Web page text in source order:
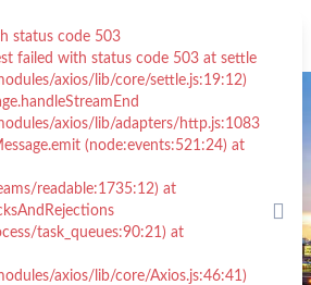
黎 到 倫敦 的火車
從$ 10.37
status code 503
failed with status code 503 at settle
axios/lib/core/settle.js:19:12)
axios/lib/adapters/http.js:1083
(node:events:521:24) at
readable:1735:12) at
task_queues:90:21) at
axios/lib/core/Axios.js:46:41)
